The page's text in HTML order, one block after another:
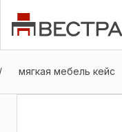
мягкая мебель кейс